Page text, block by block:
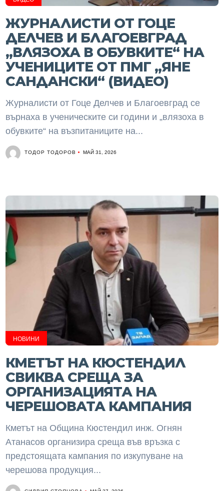
ЖУРНАЛИСТИ ОТ ГОЦЕ
ДЕЛЧЕВ И БЛАГОЕВГРАД
„ВЛЯЗОХА В ОБУВКИТЕ“ НА
УЧЕНИЦИТЕ ОТ ПМГ „ЯНЕ
САНДАНСКИ“ (ВИДЕО)
Журналисти от Гоце Делчев и Благоевград се
върнаха в ученическите си години и „влязоха в
обувките“ на възпитаниците на...
ТОДОР ТОДОРОВ МАЙ 31, 2026
НОВИНИ
КМЕТЪТ НА КЮСТЕНДИЛ
СВИКВА СРЕЩА ЗА
ОРГАНИЗАЦИЯТА НА
ЧЕРЕШОВАТА КАМПАНИЯ
Кметът на Община Кюстендил инж. Огнян
Атанасов организира среща във връзка с
предстоящата кампания по изкупуване на
черешова продукция...